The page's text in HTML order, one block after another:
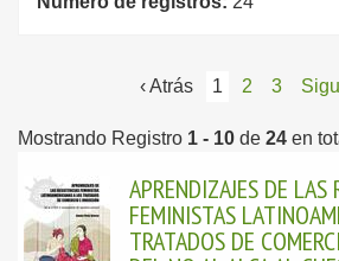
‹ Atrás 1 2 3
Mostrando Registro 1 - 10 de 24 en
APRENDIZAJES DE LAS
FEMINISTAS
TRATADOS DE